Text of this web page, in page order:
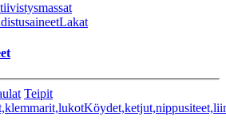
Lakat
Teipit